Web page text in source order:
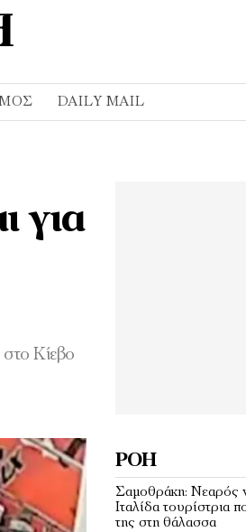
DAILY MAIL
για
Κίεβο
ΡΟΉ
Σαμοθράκη: Νεαρός
Ιταλίδα τουρίστρια
της στη θάλασσα